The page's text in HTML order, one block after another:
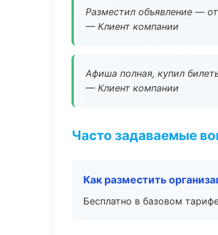
Разместил объявление —
— Клиент компании
Афиша полная, купил
— Клиент компании
Часто задаваемые
Как разместить
Бесплатно в базовом